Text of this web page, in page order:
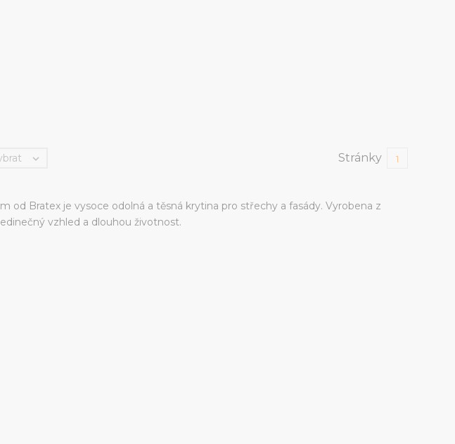
 Stránky 1
od Bratex je vysoce odolná a těsná krytina pro střechy a fasády. Vyrobena z
vzhled a dlouhou životnost.